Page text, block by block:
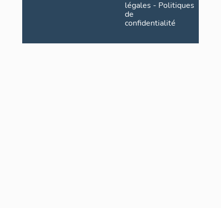
légales - Politiques
de
confidentialité